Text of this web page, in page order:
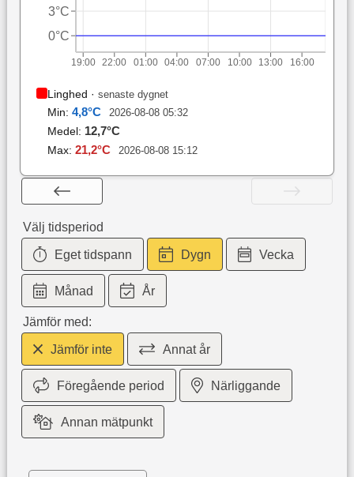
19:00 22:00 01:00 04:00 07:00 10:00 13:00 16:00
0°C
3°C
Linghed · senaste dygnet
Min: 4,8°C 2026-08-08 05:32
Medel: 12,7°C
Max: 21,2°C 2026-08-08 15:12
Välj tidsperiod
Eget tidspann Dygn Vecka
Månad År
Jämför med:
Jämför inte Annat år
Föregående period Närliggande
Annan mätpunkt